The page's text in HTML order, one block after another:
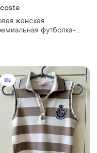
женская
футболка-
лакост lacoste dark